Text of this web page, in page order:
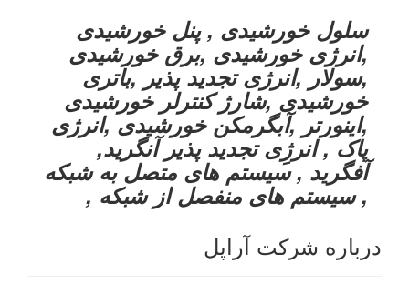
سلول خورشیدی , پنل خورشیدی
,انرژی خورشیدی ,برق خورشیدی
,سولار ,انرژی تجدید پذیر ,باتری
خورشیدی ,شارژ کنترلر خورشیدی
,اینورتر ,آبگرمکن خورشیدی ,انرژی
پاک , انرژِی تجدید پذیر آنگرید,
آفگرید , سیستم های متصل به شبکه
, سیستم های منفصل از شبکه ,
درباره شرکت آراپل